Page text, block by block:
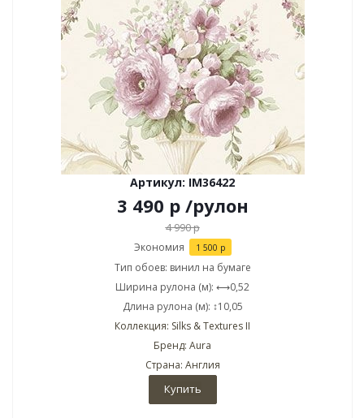
Артикул: IM36422
3 490 р /рулон
4 990р
Экономия 1 500 р
Тип обоев: винил на бумаге
Ширина рулона (м): ⟷0,52
Длина рулона (м): ↕10,05
Коллекция: Silks & Textures II
Бренд: Aura
Страна: Англия
Купить